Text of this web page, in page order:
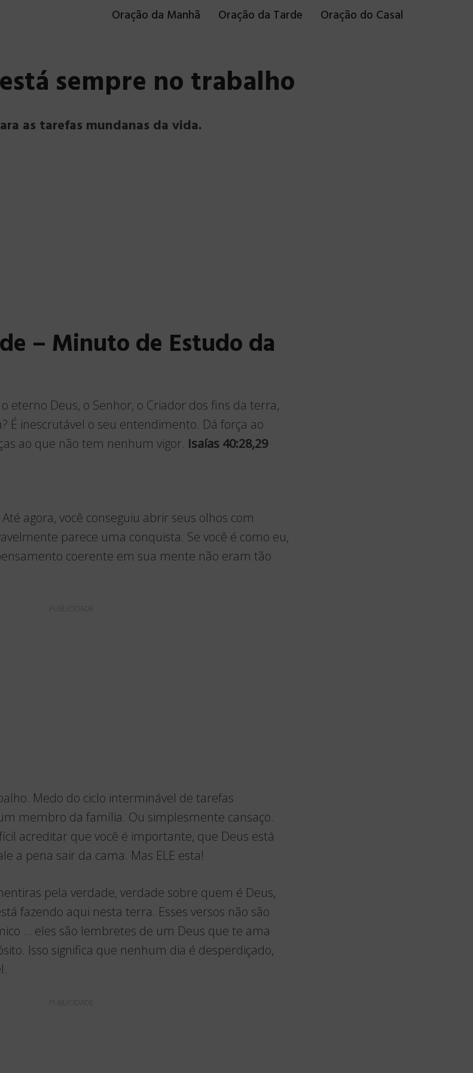
Oração da Manhã Oração da Tarde Oração do Casal
sempre no trabalho
as tarefas mundanas da vida.
– Minuto de Estudo da
eterno Deus, o Senhor, o Criador dos fins da terra,
É inescrutável o seu entendimento. Dá força ao
ao que não tem nenhum vigor. Isaías 40:28,29
agora, você conseguiu abrir seus olhos com
parece uma conquista. Se você é como eu,
coerente em sua mente não eram tão
PUBLICIDADE
Medo do ciclo interminável de tarefas
membro da família. Ou simplesmente cansaço.
acreditar que você é importante, que Deus está
a pena sair da cama. Mas ELE esta!
pela verdade, verdade sobre quem é Deus,
fazendo aqui nesta terra. Esses versos não são
… eles são lembretes de um Deus que te ama
Isso significa que nenhum dia é desperdiçado,
PUBLICIDADE